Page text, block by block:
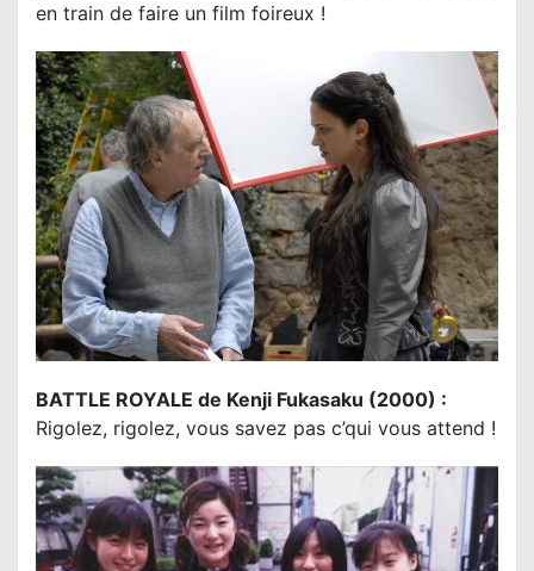
en train de faire un film foireux !
BATTLE ROYALE de Kenji Fukasaku (2000) :
Rigolez, rigolez, vous savez pas c’qui vous attend !